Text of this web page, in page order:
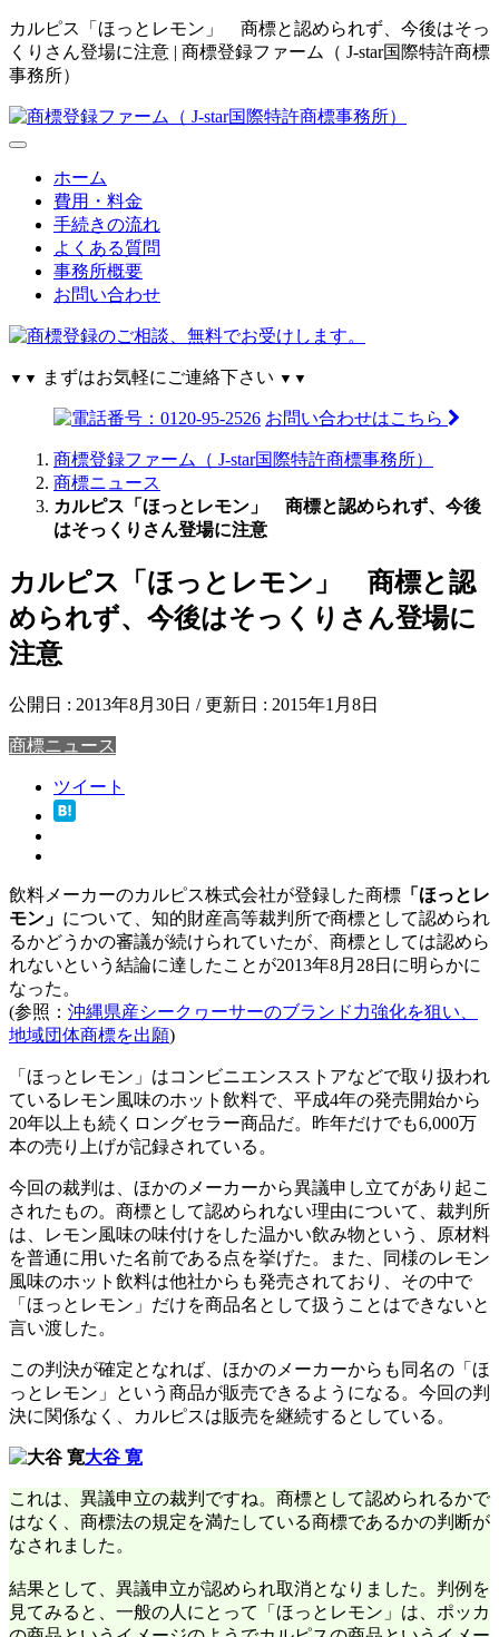
カルピス「ほっとレモン」 商標と認められず、今後はそっ
くりさん登場に注意 | 商標登録ファーム（ J-star国際特許商標
事務所）
ホーム
費用・料金
手続きの流れ
よくある質問
事務所概要
お問い合わせ
▼▼ まずはお気軽にご連絡下さい ▼▼
お問い合わせはこちら
商標登録ファーム（ J-star国際特許商標事務所）
商標ニュース
カルピス「ほっとレモン」 商標と認められず、今後
はそっくりさん登場に注意
カルピス「ほっとレモン」 商標と認
められず、今後はそっくりさん登場に
注意
公開日 : 2013年8月30日 / 更新日 : 2015年1月8日
商標ニュース
ツイート
飲料メーカーのカルピス株式会社が登録した商標 「ほっとレ
モン」 について、知的財産高等裁判所で商標として認められ
るかどうかの審議が続けられていたが、商標としては認めら
れないという結論に達したことが2013年8月28日に明らかに
なった。
(参照： 沖縄県産シークヮーサーのブランド力強化を狙い、
地域団体商標を出願)
「ほっとレモン」はコンビニエンスストアなどで取り扱われ
ているレモン風味のホット飲料で、平成4年の発売開始から
20年以上も続くロングセラー商品だ。昨年だけでも6,000万
本の売り上げが記録されている。
今回の裁判は、ほかのメーカーから異議申し立てがあり起こ
されたもの。商標として認められない理由について、裁判所
は、レモン風味の味付けをした温かい飲み物という、原材料
を普通に用いた名前である点を挙げた。また、同様のレモン
風味のホット飲料は他社からも発売されており、その中で
「ほっとレモン」だけを商品名として扱うことはできないと
言い渡した。
この判決が確定となれば、ほかのメーカーからも同名の「ほ
っとレモン」という商品が販売できるようになる。今回の判
決に関係なく、カルピスは販売を継続するとしている。
大谷 寛
これは、異議申立の裁判ですね。商標として認められるかで
はなく、商標法の規定を満たしている商標であるかの判断が
なされました。
結果として、異議申立が認められ取消となりました。判例を
見てみると、一般の人にとって「ほっとレモン」は、ポッカ